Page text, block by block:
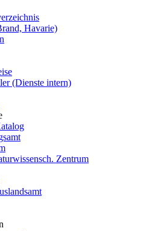
Havarie)
(Dienste intern)
Zentrum